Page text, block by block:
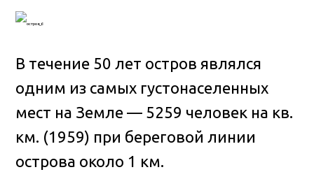
В течение 50 лет остров являлся
одним из самых густонаселенных
мест на Земле — 5259 человек на кв.
км. (1959) при береговой линии
острова около 1 км.